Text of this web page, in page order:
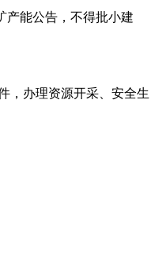
产能公告，不得批小建
，办理资源开采、安全生